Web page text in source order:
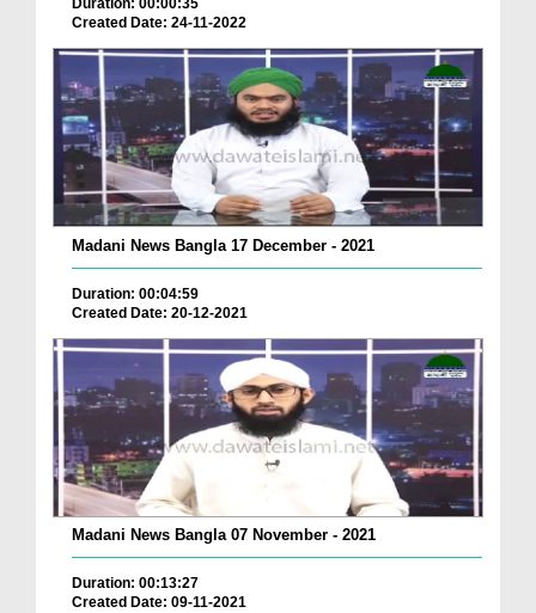
Duration: 00:00:35
Created Date: 24-11-2022
Madani News Bangla 17 December - 2021
Duration: 00:04:59
Created Date: 20-12-2021
Madani News Bangla 07 November - 2021
Duration: 00:13:27
Created Date: 09-11-2021